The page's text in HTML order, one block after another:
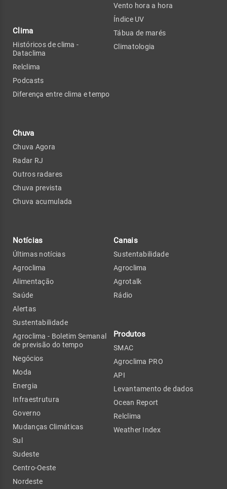
Clima
Históricos de clima -
Dataclima
Relclima
Podcasts
Diferença entre clima e tempo
Chuva
Chuva Agora
Radar RJ
Outros radares
Chuva prevista
Chuva acumulada
Vento hora a hora
Índice UV
Tábua de marés
Climatologia
Notícias
Últimas notícias
Agroclima
Alimentação
Saúde
Alertas
Sustentabilidade
Agroclima - Boletim Semanal
de previsão do tempo
Negócios
Moda
Energia
Infraestrutura
Governo
Mudanças Climáticas
Sul
Sudeste
Centro-Oeste
Nordeste
Canais
Sustentabilidade
Agroclima
Agrotalk
Rádio
Produtos
SMAC
Agroclima PRO
API
Levantamento de dados
Ocean Report
Relclima
Weather Index